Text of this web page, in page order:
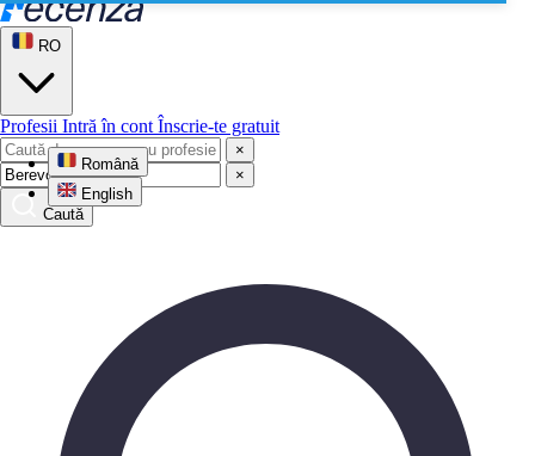
RO
Română
English
Profesii Intră în cont Înscrie-te gratuit
×
×
Caută